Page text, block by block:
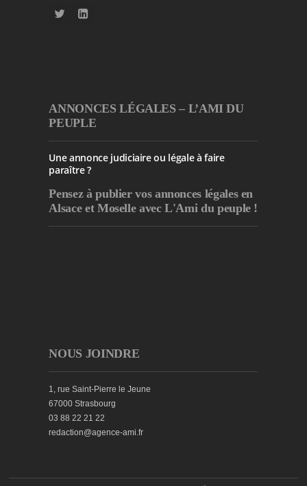
ANNONCES LÉGALES – L’AMI DU
PEUPLE
Une annonce judiciaire ou légale à faire
paraître ?
Pensez à publiervos annonces légales en
Alsace et Moselle avec L'Ami du peuple !
NOUS JOINDRE
1, rue Saint-Pierre le Jeune
67000 Strasbourg
03 88 22 21 22
redaction@agence-ami.fr